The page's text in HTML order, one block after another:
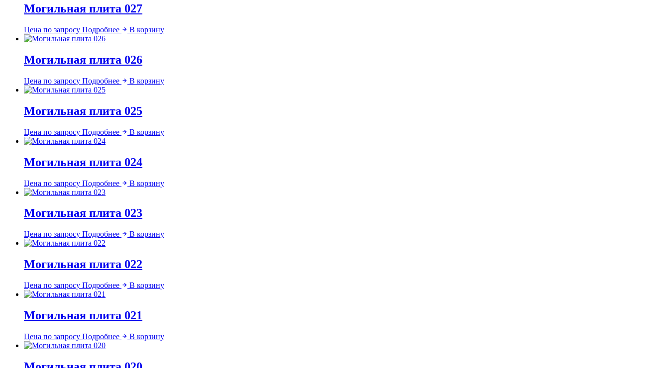
Могильная плита 027
Цена по запросу Подробнее В корзину
Могильная плита 026
Цена по запросу Подробнее В корзину
Могильная плита 025
Цена по запросу Подробнее В корзину
Могильная плита 024
Цена по запросу Подробнее В корзину
Могильная плита 023
Цена по запросу Подробнее В корзину
Могильная плита 022
Цена по запросу Подробнее В корзину
Могильная плита 021
Цена по запросу Подробнее В корзину